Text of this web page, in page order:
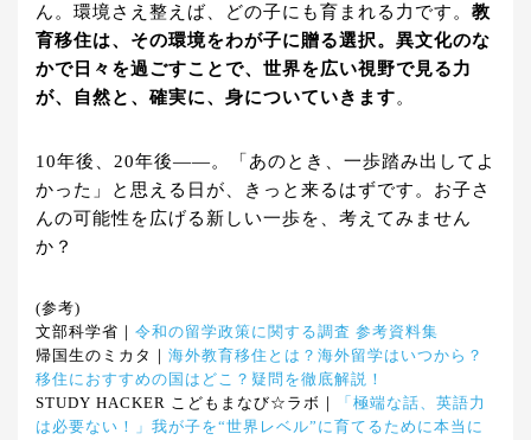
ん。環境さえ整えば、どの子にも育まれる力です。 教
育移住は、その環境をわが子に贈る選択。異文化のな
かで日々を過ごすことで、世界を広い視野で見る力
が、自然と、確実に、身についていきます。
10年後、20年後——。「あのとき、一歩踏み出してよ
かった」と思える日が、きっと来るはずです。お子さ
んの可能性を広げる新しい一歩を、考えてみません
か？
(参考)
文部科学省｜ 令和の留学政策に関する調査 参考資料集
帰国生のミカタ｜ 海外教育移住とは？海外留学はいつから？
移住におすすめの国はどこ？疑問を徹底解説！
STUDY HACKER こどもまなび☆ラボ｜
「極端な話、英語力
は必要ない！」我が子を“世界レベル”に育てるために本当に